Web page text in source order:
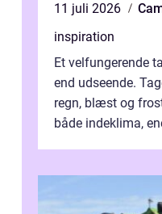
11 juli 2026
inspiration
Et velfungerende
end udseende.
regn, blæst og
både indeklima,